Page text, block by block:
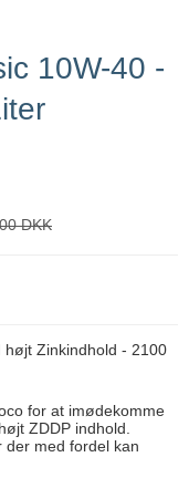
10W-40 -
DKK
højt Zinkindhold - 2100
for at imødekomme
ZDDP indhold.
der med fordel kan